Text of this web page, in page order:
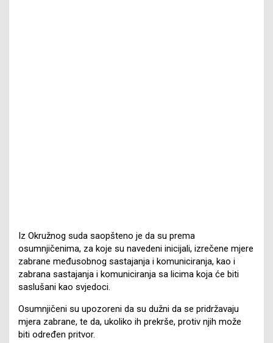
Iz Okružnog suda saopšteno je da su prema
osumnjičenima, za koje su navedeni inicijali, izrečene mjere
zabrane međusobnog sastajanja i komuniciranja, kao i
zabrana sastajanja i komuniciranja sa licima koja će biti
saslušani kao svjedoci.
Osumnjičeni su upozoreni da su dužni da se pridržavaju
mjera zabrane, te da, ukoliko ih prekrše, protiv njih može
biti određen pritvor.